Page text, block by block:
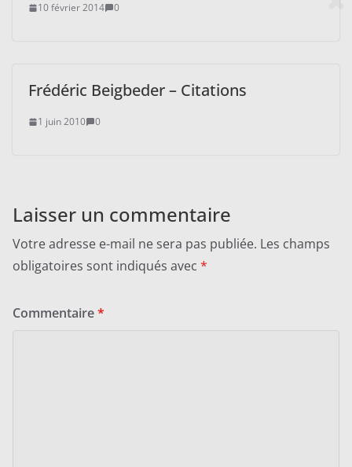
10 février 2014 0
Frédéric Beigbeder – Citations
1 juin 2010 0
Laisser un commentaire
Votre adresse e-mail ne sera pas publiée. Les champs
obligatoires sont indiqués avec *
Commentaire*